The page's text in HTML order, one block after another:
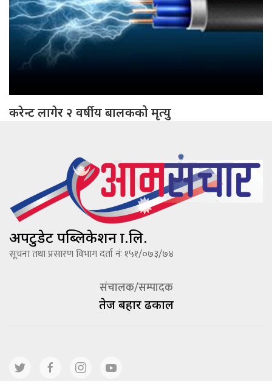
करेन्ट लागेर २ वर्षीय बालकको मृत्यु
अपटुडेट पब्लिकेशन प्रा.लि.
सूचना तथा प्रसारण विभाग दर्ता नंः १५१/०७३/७४
संचालक/सम्पादक
तेज बहादूर ढकाल